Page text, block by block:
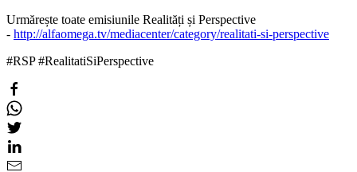
Urmărește toate emisiunile Realități și Perspective
- http://alfaomega.tv/mediacenter/category/realitati-si-perspective
#‎RSP‬ ‪#‎RealitatiSiPerspective‬